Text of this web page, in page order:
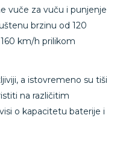
vuče za vuču i punjenje
brzinu od 120
km/h prilikom
a istovremeno su tiši
na različitim
o kapacitetu baterije i